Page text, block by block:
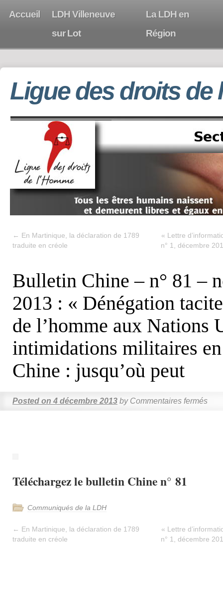
Accueil
LDH Villeneuve
sur Lot
La LDH en
Région
Ligue des droits de
← En Martinique, la déclaration de 1789
traduite en créole
« Lettre
n° 1, décembre
Bulletin Chine – n° 81 –
2013 : « Dénégation
de l’homme aux Nations
intimidations militaires
Chine : jusqu’où peut
Posted on 4 décembre 2013 by Commentaires fermés
Téléchargez le bulletin Chine n° 81
Communiqués de la LDH
← En Martinique, la déclaration de 1789
traduite en créole
« Lettre
n° 1, décembre